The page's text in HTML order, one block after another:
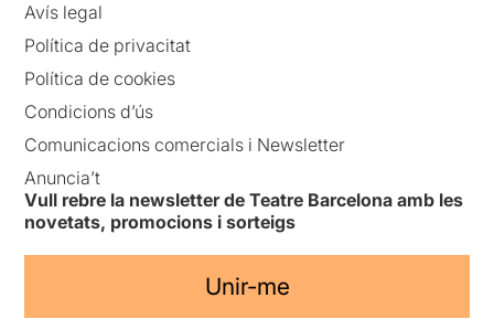
Avís legal
Política de privacitat
Política de cookies
Condicions d’ús
Comunicacions comercials i Newsletter
Anuncia’t
Vull rebre la newsletter de Teatre Barcelona amb les
novetats, promocions i sorteigs
Unir-me